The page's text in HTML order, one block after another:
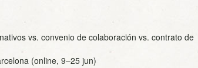
vs. convenio de colaboración vs. contrato de
(online, 9–25 jun)